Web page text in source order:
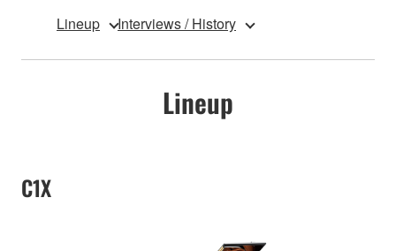
Lineup Interviews / History
Lineup
C1X